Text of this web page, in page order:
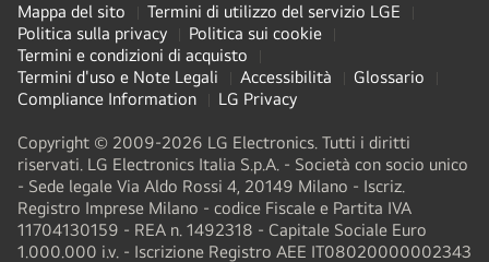
Mappa del sito
Termini di utilizzo del servizio LGE
Politica sulla privacy
Politica sui cookie
Termini e condizioni di acquisto
Termini d'uso e Note Legali
Accessibilità
Glossario
Compliance Information
LG Privacy
Copyright © 2009-2026 LG Electronics. Tutti i diritti
riservati. LG Electronics Italia S.p.A. - Società con socio unico
- Sede legale Via Aldo Rossi 4, 20149 Milano - Iscriz.
Registro Imprese Milano - codice Fiscale e Partita IVA
11704130159 - REA n. 1492318 - Capitale Sociale Euro
1.000.000 i.v. - Iscrizione Registro AEE IT08020000002343​